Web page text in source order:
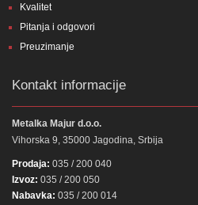
Kvalitet
Pitanja i odgovori
Preuzimanje
Kontakt informacije
Metalka Majur d.o.o.
Vihorska 9, 35000 Jagodina, Srbija
Prodaja: 035 / 200 040
Izvoz: 035 / 200 050
Nabavka: 035 / 200 014